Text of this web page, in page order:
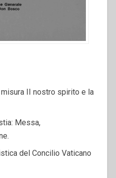
II nostro spirito e la
Messa,
del Concilio Vaticano